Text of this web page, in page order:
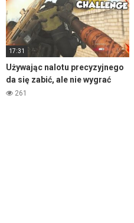
17:31
Używając nalotu precyzyjnego
da się zabić, ale nie wygrać
mecz
261